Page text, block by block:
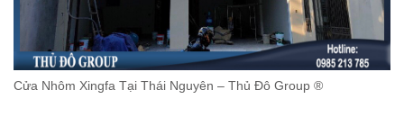
Cửa Nhôm Xingfa Tại Thái Nguyên – Thủ Đô Group ®